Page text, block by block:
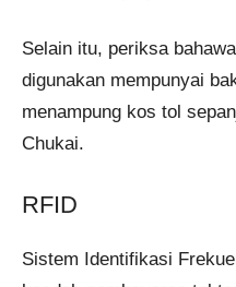
Selain itu, periksa
digunakan mempunyai
menampung kos tol
Chukai.
RFID
Sistem Identifikasi